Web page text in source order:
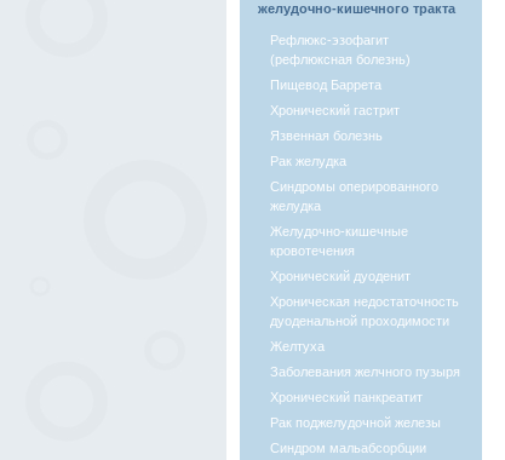
желудочно-кишечного тракта
Рефлюкс-эзофагит
(рефлюксная болезнь)
Пищевод Баррета
Хронический гастрит
Язвенная болезнь
Рак желудка
Синдромы оперированного
желудка
Желудочно-кишечные
кровотечения
Хронический дуоденит
Хроническая недостаточность
дуоденальной проходимости
Желтуха
Заболевания желчного пузыря
Хронический панкреатит
Рак поджелудочной железы
Синдром мальабсорбции